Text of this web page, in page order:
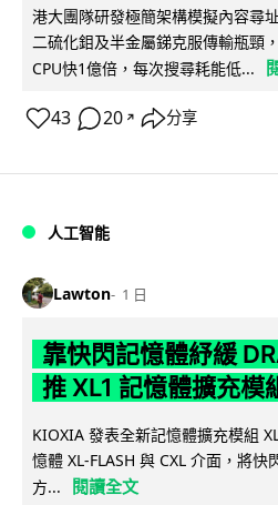
港大團隊研發極簡架構模擬內容尋
二硫化鉬及半金屬銻克服傳輸瓶頸
CPU快1億倍，每次搜尋耗能低...
43 20 ↗ 分享
人工智能
Lawton 1 日
靠快閃記憶體紓緩
推 XL1 記憶體擴充模
KIOXIA 發表全新記憶體擴充模組
憶體 XL-FLASH 與 CXL 介面，將
方...
閱讀全文